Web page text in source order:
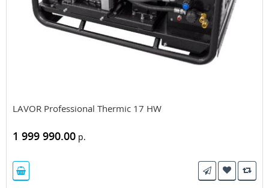
LAVOR Professional Thermic 17 HW
1 999 990.00 р.